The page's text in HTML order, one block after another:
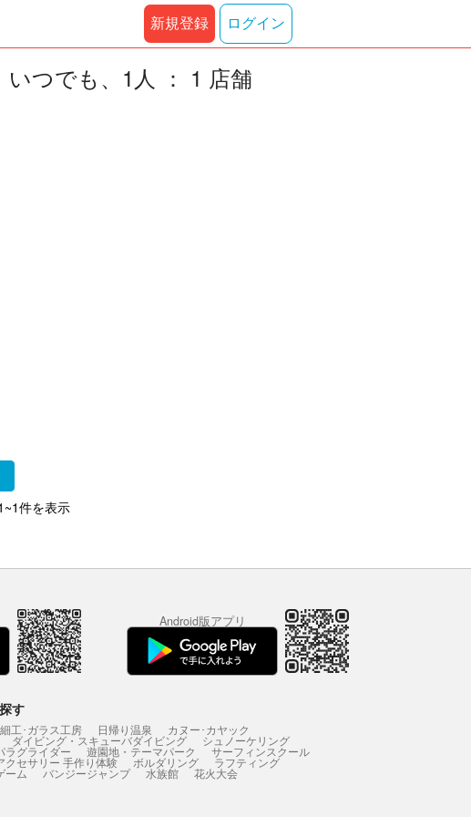
新規登録 ログイン
つでも、1人 ： 1 店舗
件を表示
Android版アプリ
す
工･ガラス工房 日帰り温泉 カヌー･カヤック
ダイビング・スキューバダイビング シュノーケリング
ラグライダー 遊園地・テーマパーク サーフィンスクール
クセサリー 手作り体験 ボルダリング ラフティング
ーム バンジージャンプ 水族館 花火大会